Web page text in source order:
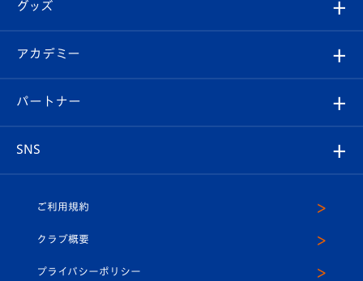
チケット
イベント
メディア
ホームタウン
スタッフプロフィール
マスコット紹介
Revive Team
ヴィヴィくんの長崎おもてなしガイド
フォトギャラリー
スタジアムグルメ
V-LOVERS（ファンクラブ）
プレイヤーズスイート
グッズ
オンラインショップ
店舗情報
アカデミー
育成からのお知らせ
U-18
パートナー
SNS
ヴィヴィくんインスタグラム
公式LINE＠
ご利用規約
クラブ概要
プライバシーポリシー